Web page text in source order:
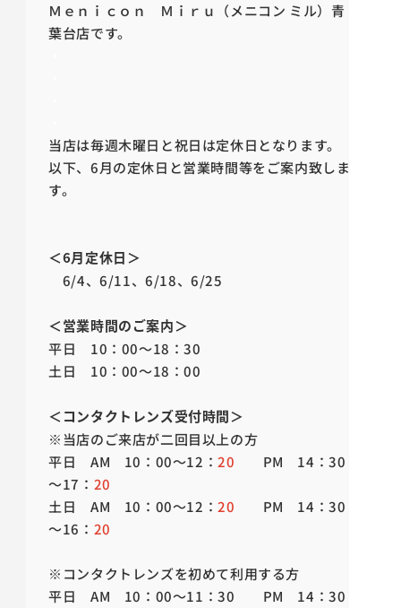
Ｍｅｎｉｃｏｎ Ｍｉｒｕ（メニコン ミル）青
葉台店です。
当店は毎週木曜日と祝日は定休日となります。
以下、6月の定休日と営業時間等をご案内致しま
す。
＜6月定休日＞
6/4、6/11、6/18、6/25
＜営業時間のご案内＞
平日 10 ： 00～18 ：30
土日 10 ： 00～18 ：00
＜コンタクトレンズ受付時間＞
※当店のご来店が二回目以上の方
平日 AM 10 ： 00～12 ：20 PM 14 ：30
～17 ： 20
土日 AM 10 ： 00～12 ：20 PM 14 ：30
～16 ： 20
※コンタクトレンズを初めて利用する方
平日 AM 10 ： 00～11 ：30 PM 14 ：30